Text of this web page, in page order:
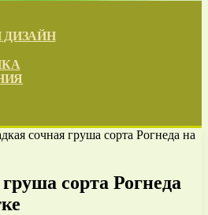
сочная груша сорта Рогнеда на
сорта Рогнеда